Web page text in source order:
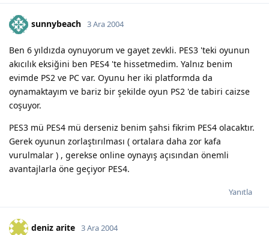
sunnybeach 3 Ara 2004
Ben 6 yıldızda oynuyorum ve gayet zevkli. PES3 'teki oyunun
akıcılık eksiğini ben PES4 'te hissetmedim. Yalnız benim
evimde PS2 ve PC var. Oyunu her iki platformda da
oynamaktayım ve bariz bir şekilde oyun PS2 'de tabiri caizse
coşuyor.
PES3 mü PES4 mü derseniz benim şahsi fikrim PES4 olacaktır.
Gerek oyunun zorlaştırılması ( ortalara daha zor kafa
vurulmalar ) , gerekse online oynayış açısından önemli
avantajlarla öne geçiyor PES4.
Yanıtla
deniz arite 3 Ara 2004